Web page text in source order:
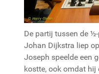
De partij tussen de
Johan Dijkstra liep
Joseph speelde een
kostte, ook omdat hij